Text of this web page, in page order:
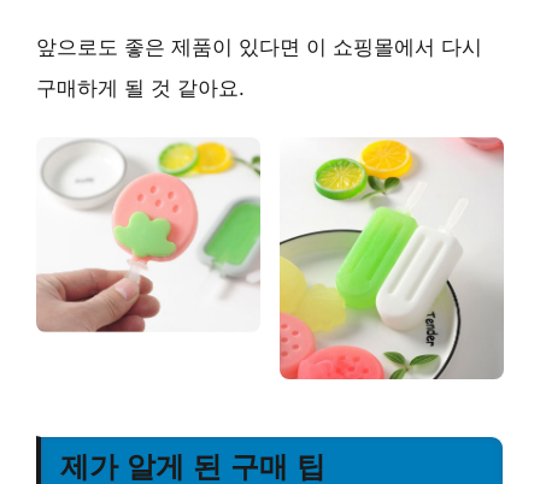
앞으로도 좋은 제품이 있다면 이 쇼핑몰에서 다시
구매하게 될 것 같아요.
제가 알게 된 구매 팁